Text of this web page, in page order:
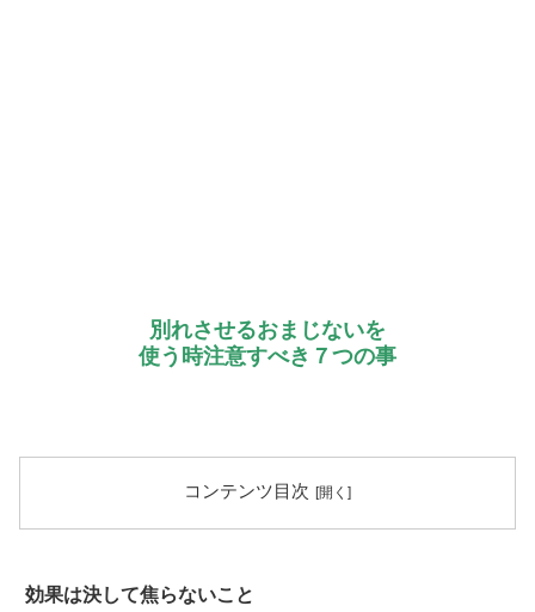
別れさせるおまじないを
使う時注意すべき７つの事
コンテンツ目次
効果は決して焦らないこと